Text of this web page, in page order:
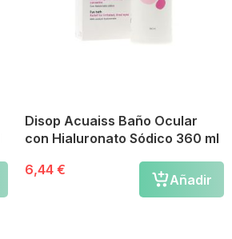
Disop Acuaiss Baño Ocular
con Hialuronato Sódico 360 ml
6,44 €
Añadir